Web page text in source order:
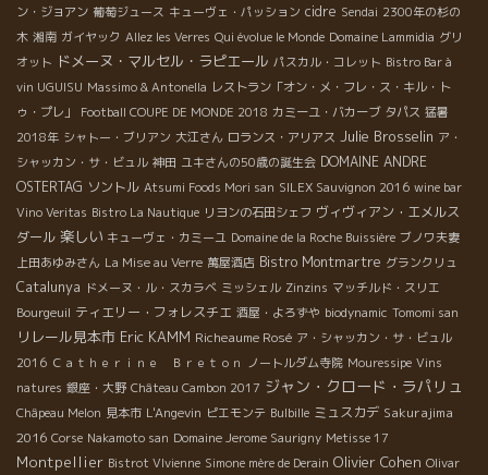
ン・ジョアン 葡萄ジュース キューヴェ・パッション cidre Sendai 2300年の杉の
木 湘南 ガイヤック Allez les Verres Qui évolue le Monde Domaine Lammidia グリ
オット ドメーヌ・マルセル・ラピエール パスカル・コレット Bistro Bar à
vin UGUISU Massimo & Antonella レストラン「オン・メ・フレ・ス・キル・ト
ゥ・プレ」
Football COUPE DE MONDE 2018 カミーユ・バカーブ タパス 猛暑
2018年 シャトー・ブリアン 大江さん ロランス・アリアス Julie Brosselin ア・
シャッカン・サ・ビュル 神田 ユキさんの50歳の誕生会 DOMAINE ANDRE
OSTERTAG ソントル Atsumi Foods Mori san SILEX Sauvignon 2016 wine bar
Vino Veritas Bistro La Nautique リヨンの石田シェフ ヴィヴィアン・エメルス
ダール 楽しい キューヴェ・カミーユ Domaine de la Roche Buissière ブノワ夫妻
上田あゆみさん La Mise au Verre 萬屋酒店 Bistro Montmartre グランクリュ
Catalunya ドメーヌ・ル・スカラベ ミッシェル Zinzins マッチルド・スリエ
Bourgeuil ティエリー・フォレスチエ 酒屋・よろずや biodynamic Tomomi san
リレール見本市 Eric KAMM Richeaume Rosé ア・シャッカン・サ・ビュル
2016 Ｃａｔｈｅｒｉｎｅ Ｂｒｅｔｏｎ ノートルダム寺院 Mouressipe Vins
natures 銀座・大野 Château Cambon 2017 ジャン・クロード・ラパリュ
Châpeau Melon 見本市 L'Angevin ピエモンテ Bulbille ミュスカデ Sakurajima
2016 Corse Nakamoto san Domaine Jerome Saurigny Metisse 17
Montpellier Bistrot VIvienne Simone mère de Derain Olivier Cohen Olivar